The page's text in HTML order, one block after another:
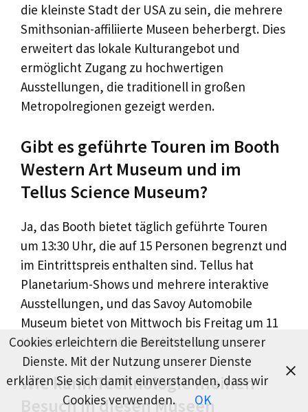
die kleinste Stadt der USA zu sein, die mehrere
Smithsonian-affiliierte Museen beherbergt. Dies
erweitert das lokale Kulturangebot und
ermöglicht Zugang zu hochwertigen
Ausstellungen, die traditionell in großen
Metropolregionen gezeigt werden.
Gibt es geführte Touren im Booth
Western Art Museum und im
Tellus Science Museum?
Ja, das Booth bietet täglich geführte Touren
um 13:30 Uhr, die auf 15 Personen begrenzt und
im Eintrittspreis enthalten sind. Tellus hat
Planetarium-Shows und mehrere interaktive
Ausstellungen, und das Savoy Automobile
Museum bietet von Mittwoch bis Freitag um 11
Uhr kostenlose Höhepunkttouren an.
Wie kann Technologie meinen
Besuch in diesen Museen
Cookies erleichtern die Bereitstellung unserer
Dienste. Mit der Nutzung unserer Dienste
erklären Sie sich damit einverstanden, dass wir
Cookies verwenden.
OK